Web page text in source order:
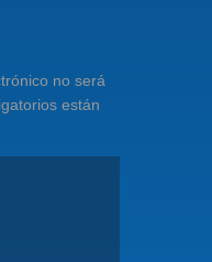
no será
están